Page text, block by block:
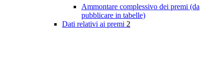
Ammontare complessivo dei premi (da
pubblicare in tabelle)
Dati relativi ai premi 2